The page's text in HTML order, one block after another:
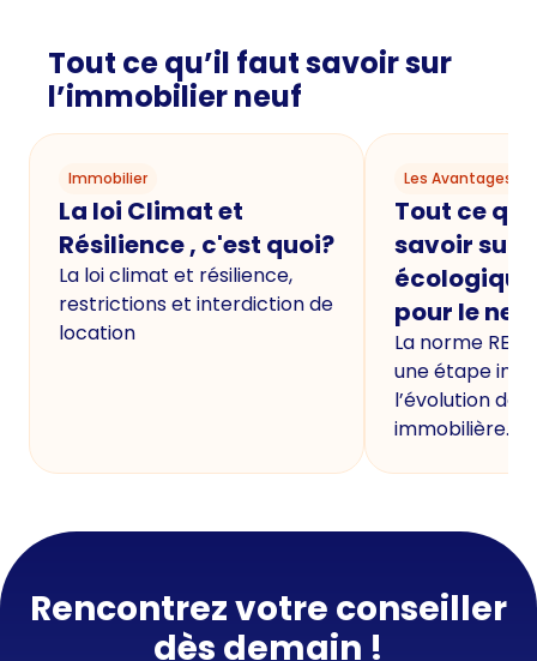
Tout ce qu’il faut savoir sur
l’immobilier neuf
Immobilier
La loi Climat et
Résilience , c'est quoi?
La loi climat et résilience,
restrictions et interdiction de
location
Les Avantages
Tout ce
savoir sur
écologique
pour le
La norme
une étape
l’évolution de
immobilière.
Rencontrez votre conseiller
dès demain !